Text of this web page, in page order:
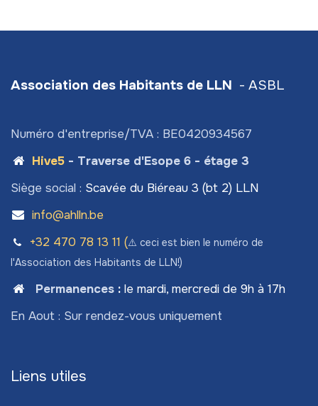
Association des Habitants de LLN - ASBL
Numéro d'entreprise/TVA : BE0420934567
Hive5- Traverse d'Esope 6 - étage 3
Siège social : Scavée du Biéreau 3 (bt 2) LLN
info@ahlln.be
+32 470 78​ 13 11 (⚠️ ceci est bien le numéro de
l'Association des Habitants de LLN!)
Permanences: le mardi, mercredi de 9h à 17h
En Aout : Sur rendez-vous uniquement
Liens utiles